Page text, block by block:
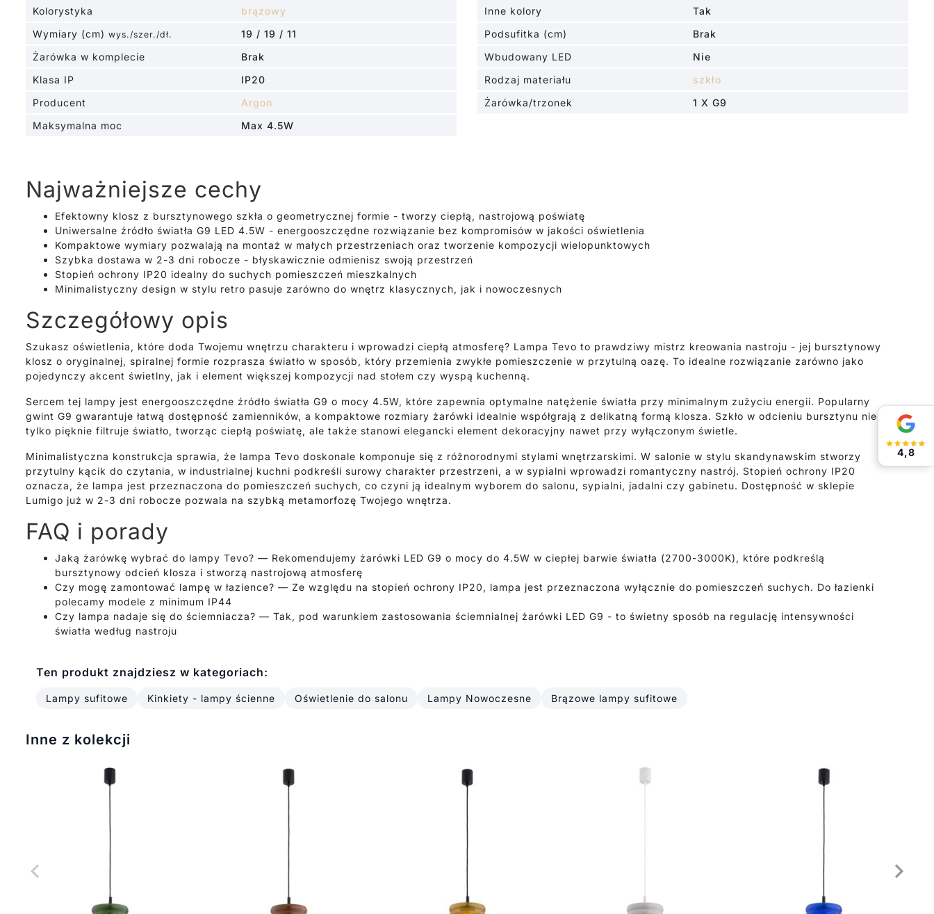
Kolorystyka
brązowy Inne kolory
Tak
Wymiary (cm) wys./szer./dł. 19 / 19 / 11 Podsufitka (cm)
Brak
Żarówka w komplecie
Brak Wbudowany LED
Nie
Klasa IP
IP20 Rodzaj materiału
szkło
Producent
Argon Żarówka/trzonek
1 X G9
Maksymalna moc
Max 4.5W
Najważniejsze cechy
Efektowny klosz z bursztynowego szkła o geometrycznej formie - tworzy ciepłą, nastrojową poświatę
Uniwersalne źródło światła G9 LED 4.5W - energooszczędne rozwiązanie bez kompromisów w jakości oświetlenia
Kompaktowe wymiary pozwalają na montaż w małych przestrzeniach oraz tworzenie kompozycji wielopunktowych
Szybka dostawa w 2-3 dni robocze - błyskawicznie odmienisz swoją przestrzeń
Stopień ochrony IP20 idealny do suchych pomieszczeń mieszkalnych
Minimalistyczny design w stylu retro pasuje zarówno do wnętrz klasycznych, jak i nowoczesnych
Szczegółowy opis
Szukasz oświetlenia, które doda Twojemu wnętrzu charakteru i wprowadzi ciepłą atmosferę? Lampa Tevo to prawdziwy mistrz kreowania nastroju - jej bursztynowy
klosz o oryginalnej, spiralnej formie rozprasza światło w sposób, który przemienia zwykłe pomieszczenie w przytulną oazę. To idealne rozwiązanie zarówno jako
pojedynczy akcent świetlny, jak i element większej kompozycji nad stołem czy wyspą kuchenną.
Sercem tej lampy jest energooszczędne źródło światła G9 o mocy 4.5W, które zapewnia optymalne natężenie światła przy minimalnym zużyciu energii. Popularny
gwint G9 gwarantuje łatwą dostępność zamienników, a kompaktowe rozmiary żarówki idealnie współgrają z delikatną formą klosza. Szkło w odcieniu bursztynu nie
tylko pięknie filtruje światło, tworząc ciepłą poświatę, ale także stanowi elegancki element dekoracyjny nawet przy wyłączonym świetle.
Minimalistyczna konstrukcja sprawia, że lampa Tevo doskonale komponuje się z różnorodnymi stylami wnętrzarskimi. W salonie w stylu skandynawskim stworzy
przytulny kącik do czytania, w industrialnej kuchni podkreśli surowy charakter przestrzeni, a w sypialni wprowadzi romantyczny nastrój. Stopień ochrony IP20
oznacza, że lampa jest przeznaczona do pomieszczeń suchych, co czyni ją idealnym wyborem do salonu, sypialni, jadalni czy gabinetu. Dostępność w sklepie
Lumigo już w 2-3 dni robocze pozwala na szybką metamorfozę Twojego wnętrza.
FAQ i porady
Jaką żarówkę wybrać do lampy Tevo? — Rekomendujemy żarówki LED G9 o mocy do 4.5W w ciepłej barwie światła (2700-3000K), które podkreślą
bursztynowy odcień klosza i stworzą nastrojową atmosferę
Czy mogę zamontować lampę w łazience? — Ze względu na stopień ochrony IP20, lampa jest przeznaczona wyłącznie do pomieszczeń suchych. Do łazienki
polecamy modele z minimum IP44
Czy lampa nadaje się do ściemniacza? — Tak, pod warunkiem zastosowania ściemnialnej żarówki LED G9 - to świetny sposób na regulację intensywności
światła według nastroju
Ten produkt znajdziesz w kategoriach:
Lampy sufitowe Kinkiety - lampy ścienne Oświetlenie do salonu Lampy Nowoczesne Brązowe lampy sufitowe
Inne z kolekcji
4,8